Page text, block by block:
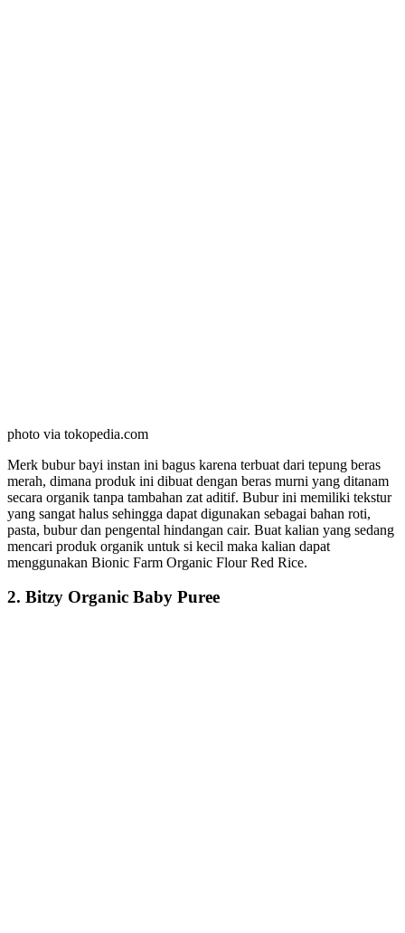
photo via tokopedia.com
Merk bubur bayi instan ini bagus karena terbuat dari tepung beras
merah, dimana produk ini dibuat dengan beras murni yang ditanam
secara organik tanpa tambahan zat aditif. Bubur ini memiliki tekstur
yang sangat halus sehingga dapat digunakan sebagai bahan roti,
pasta, bubur dan pengental hindangan cair. Buat kalian yang sedang
mencari produk organik untuk si kecil maka kalian dapat
menggunakan Bionic Farm Organic Flour Red Rice.
2. Bitzy Organic Baby Puree